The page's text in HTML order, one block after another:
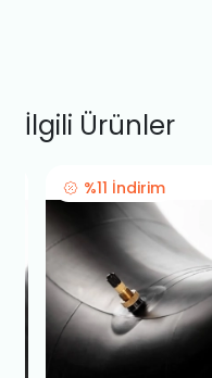
İlgili Ürünler
%11 İndirim